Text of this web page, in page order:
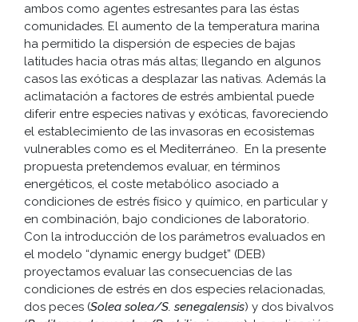
ambos como agentes estresantes para las éstas
comunidades. El aumento de la temperatura marina
ha permitido la dispersión de especies de bajas
latitudes hacia otras más altas; llegando en algunos
casos las exóticas a desplazar las nativas. Además la
aclimatación a factores de estrés ambiental puede
diferir entre especies nativas y exóticas, favoreciendo
el establecimiento de las invasoras en ecosistemas
vulnerables como es el Mediterráneo. En la presente
propuesta pretendemos evaluar, en términos
energéticos, el coste metabólico asociado a
condiciones de estrés físico y químico, en particular y
en combinación, bajo condiciones de laboratorio.
Con la introducción de los parámetros evaluados en
el modelo “dynamic energy budget” (DEB)
proyectamos evaluar las consecuencias de las
condiciones de estrés en dos especies relacionadas,
dos peces (Solea solea/S. senegalensis) y dos bivalvos